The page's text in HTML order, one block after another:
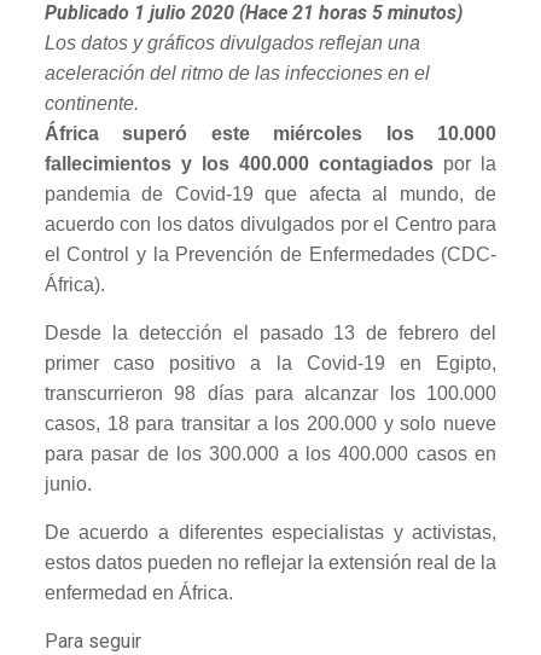
Publicado 1 julio 2020 (Hace 21 horas 5 minutos)
Los datos y gráficos divulgados reflejan una
aceleración del ritmo de las infecciones en el
continente.
África superó este miércoles los 10.000
fallecimientos y los 400.000 contagiados por la
pandemia de Covid-19 que afecta al mundo, de
acuerdo con los datos divulgados por el Centro para
el Control y la Prevención de Enfermedades (CDC-
África).
Desde la detección el pasado 13 de febrero del
primer caso positivo a la Covid-19 en Egipto,
transcurrieron 98 días para alcanzar los 100.000
casos, 18 para transitar a los 200.000 y solo nueve
para pasar de los 300.000 a los 400.000 casos en
junio.
De acuerdo a diferentes especialistas y activistas,
estos datos pueden no reflejar la extensión real de la
enfermedad en África.
Para seguir